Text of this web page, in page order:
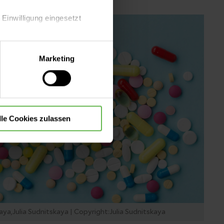
eingesetzt
Auswahl hinsichtlich der
Verwendung aller Cookies
Marketing
Cookies zulassen
Sudnitskaya | Copyright:Julia Sudnitskaya